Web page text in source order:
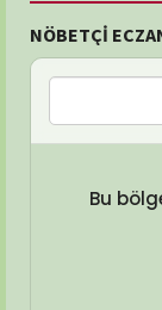
NÖBETÇİ
Bu